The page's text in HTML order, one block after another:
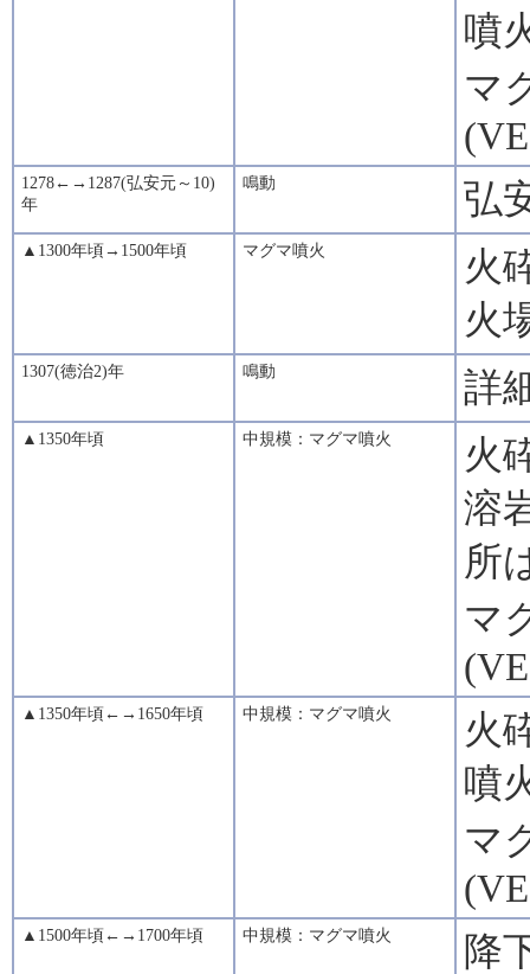
噴
マ
1278←→1287(弘安元～10)
年
鳴動 弘
▲1300年頃→1500年頃 マグマ噴火
火
火
1307(徳治2)年 鳴動 詳
▲1350年頃 中規模：マグマ噴火
火
溶
所
マ
▲1350年頃←→1650年頃 中規模：マグマ噴火
火
噴
マ
▲1500年頃←→1700年頃 中規模：マグマ噴火
降